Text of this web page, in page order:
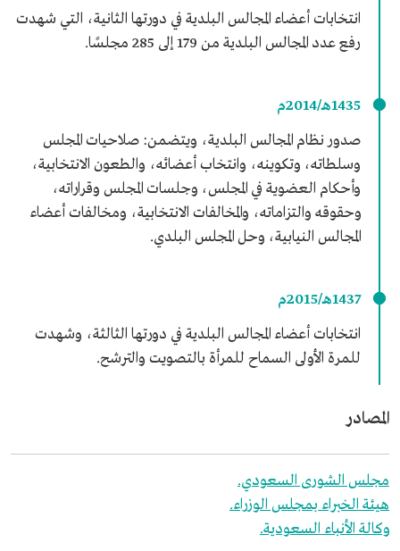
انتخابات أعضاء المجالس البلدية في دورتها الثانية، التي شهدت
رفع عدد المجالس البلدية من 179 إلى 285 مجلسًا.
1435هـ/2014م
صدور نظام المجالس البلدية، ويتضمن: صلاحيات المجلس
وسلطاته، وتكوينه، وانتخاب أعضائه، والطعون الانتخابية،
وأحكام العضوية في المجلس، وجلسات المجلس وقراراته،
وحقوقه والتزاماته، والمخالفات الانتخابية، ومخالفات أعضاء
المجالس النيابية، وحل المجلس البلدي.
1437هـ/2015م
انتخابات أعضاء المجالس البلدية في دورتها الثالثة، وشهدت
للمرة الأولى السماح للمرأة بالتصويت والترشح.
المصادر
مجلس الشورى السعودي.
هيئة الخبراء بمجلس الوزراء.
وكالة الأنباء السعودية.